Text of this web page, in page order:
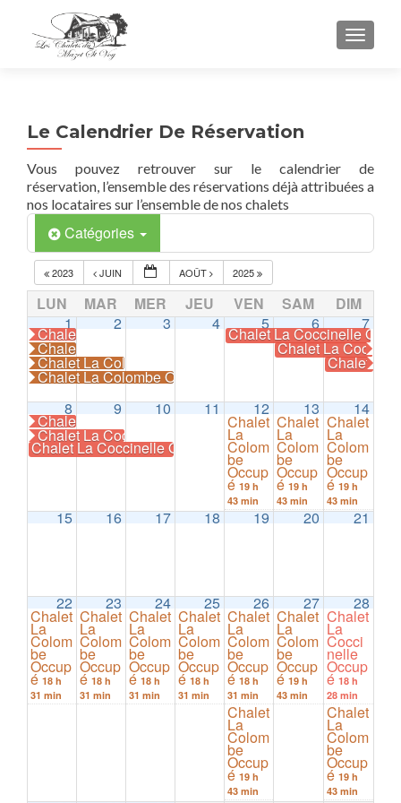
Le Calendrier De Réservation
Vous pouvez retrouver sur le calendrier de
réservation, l’ensemble des réservations déjà attribuées a
nos locataires sur l’ensemble de nos chalets
Catégories
2023 JUIN AOÛT 2025
LUN MAR MER JEU VEN SAM
DIM
1
Chalet La Coccinelle Occupé
Chalet La Colombe Occupé
Chalet La Colombe Occupé
Chalet La Colombe Occupé
2 3 4 5
Chalet La Coccinelle
6
Chalet La
7
Chalet La
8
Chalet La Coccinelle Occupé
19 h 46 min
Chalet La Coccinelle Occupé
Chalet La Coccinelle Occupé
9 10 11 12
Chalet
La
Colom
be
Occup
é 19 h
43 min
13
Chalet
La
Colom
be
Occup
é 19 h
43 min
14
Chalet
La
Colom
be
Occup
é 19 h
43 min
15 16 17 18 19 20 21
22
Chalet
La
Colom
be
Occup
é 18 h
31 min
23
Chalet
La
Colom
be
Occup
é 18 h
31 min
24
Chalet
La
Colom
be
Occup
é 18 h
31 min
25
Chalet
La
Colom
be
Occup
é 18 h
31 min
26
Chalet
La
Colom
be
Occup
é 18 h
31 min
Chalet
La
Colom
be
Occup
é 19 h
43 min
27
Chalet
La
Colom
be
Occup
é 19 h
43 min
28
Chalet
La
Cocci
nelle
Occup
é 18 h
28 min
Chalet
La
Colom
be
Occup
é 19 h
43 min